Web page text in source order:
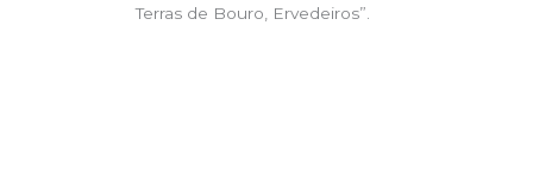
Terras de Bouro, Ervedeiros”.